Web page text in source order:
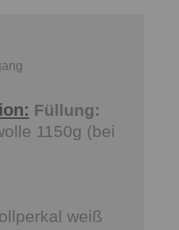
Füllung:
1150g (bei
weiß